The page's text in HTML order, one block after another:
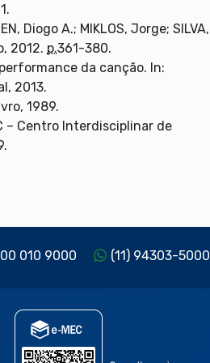
Diogo A.; MIKLOS, Jorge; SILVA,
2012. p.361-380.
da canção. In:
2013.
1989.
– Centro Interdisciplinar de
010 9000 (11) 94303-5000